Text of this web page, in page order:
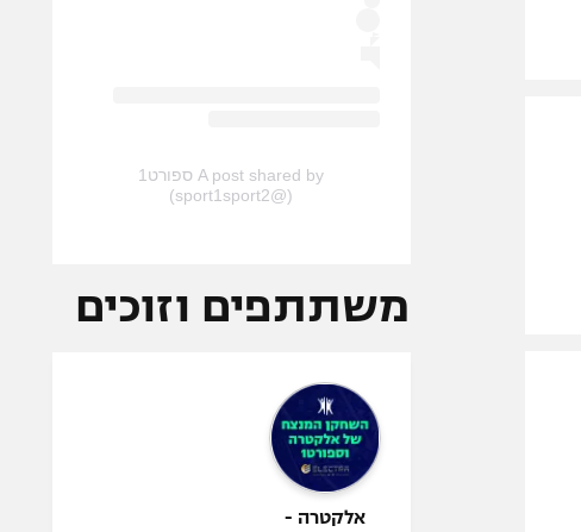
A post shared by ספורט1
(@sport1sport2)
משתתפים וזוכים
אלקטרה -